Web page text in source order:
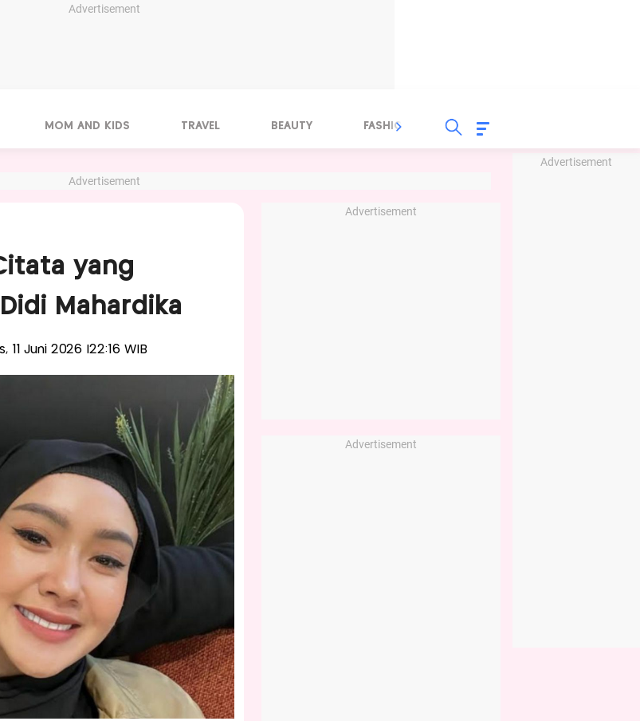
Advertisement
Advertisement
MOM AND KIDS TRAVEL BEAUTY FASHION FOOD
Advertisement
yang
Mahardika
11 Juni 2026 |22:16 WIB
Advertisement
Advertisement